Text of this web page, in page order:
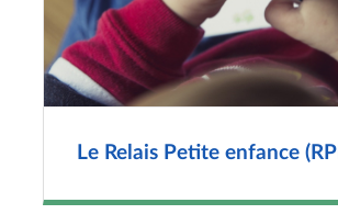
Le Relais Petite enfance